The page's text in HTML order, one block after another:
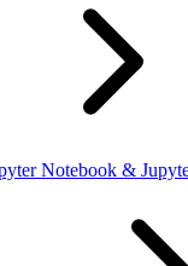
Notebook &